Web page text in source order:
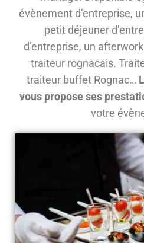
évènement d’entreprise,
petit déjeuner
d’entreprise, un
traiteur rognacais.
traiteur buffet Rognac…
vous propose ses
votre